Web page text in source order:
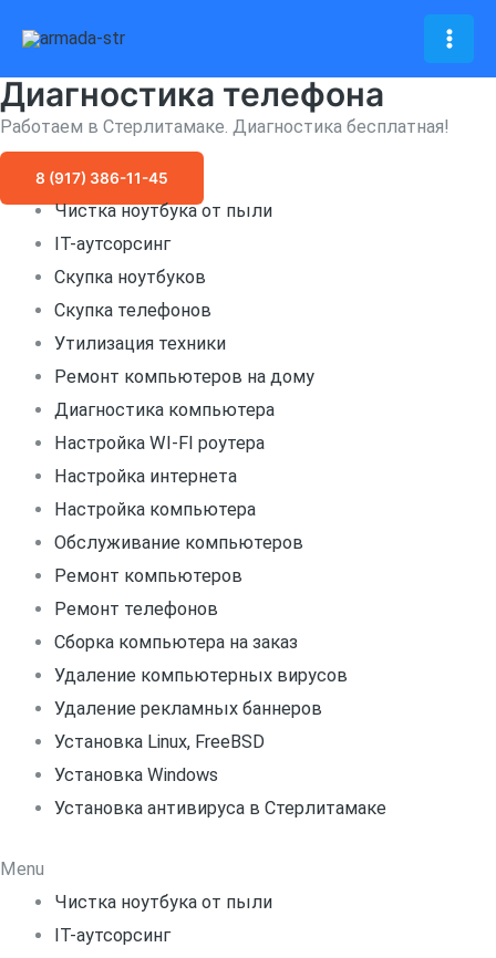
содержимому
Диагностика телефона
Работаем в Стерлитамаке. Диагностика бесплатная!
8 (917) 386-11-45
Чистка ноутбука от пыли
IT-аутсорсинг
Скупка ноутбуков
Скупка телефонов
Утилизация техники
Ремонт компьютеров на дому
Диагностика компьютера
Настройка WI-FI роутера
Настройка интернета
Настройка компьютера
Обслуживание компьютеров
Ремонт компьютеров
Ремонт телефонов
Сборка компьютера на заказ
Удаление компьютерных вирусов
Удаление рекламных баннеров
Установка Linux, FreeBSD
Установка Windows
Установка антивируса в Стерлитамаке
Menu
Чистка ноутбука от пыли
IT-аутсорсинг